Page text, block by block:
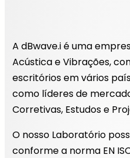
A dBwave.i é uma
Acústica e Vibrações,
escritórios em vários
como líderes de
Corretivas, Estudos e
O nosso Laboratório
conforme a norma EN